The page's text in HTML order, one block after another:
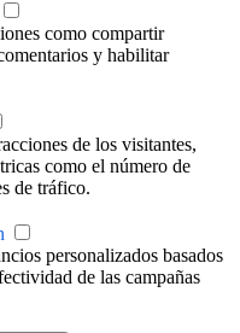
como compartir
y habilitar
de los visitantes,
como el número de
de tráfico.
personalizados basados
de las campañas